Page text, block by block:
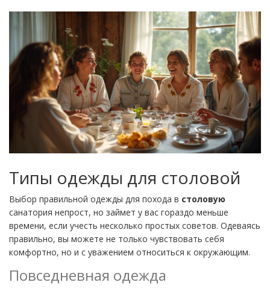
Типы одежды для столовой
Выбор правильной одежды для похода в столовую
санатория непрост, но займет у вас гораздо меньше
времени, если учесть несколько простых советов. Одеваясь
правильно, вы можете не только чувствовать себя
комфортно, но и с уважением относиться к окружающим.
Повседневная одежда